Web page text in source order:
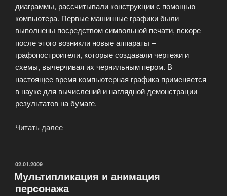
диаграммы, рассчитывали конструкции с помощью
компьютера. Первые машинные графики были
выполнены посредством символьной печати, вскоре
после этого возникли новые аппараты –
графопостроители, которые создавали чертежи и
схемы, вычерчивая их чернильным пером. В
настоящее время компьютерная графика применяется
в науке для вычислений и наглядной демонстрации
результатов на бумаге.
Читать далее
ее
применения»
ОПУБЛИКОВАНО
02.01.2009
Мультипликация и анимация
персонажа